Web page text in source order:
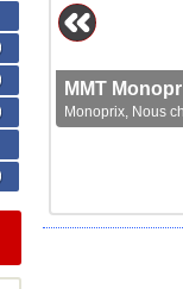
MMT
Monoprix, Nous